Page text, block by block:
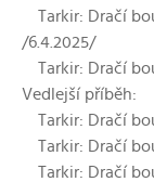
Tarkir: Dračí
/6.4.2025/
Tarkir: Dračí
Vedlejší příběh:
Tarkir: Dračí
Tarkir: Dračí
Tarkir: Dračí